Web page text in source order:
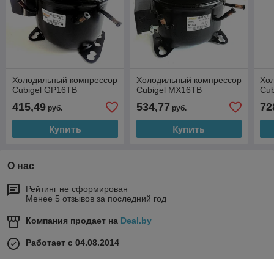
Холодильный компрессор
Cubigel GP16TB
415,49 руб.
Купить
Холодильный компрессор
Cubigel MX16TB
534,77 руб.
Купить
О нас
Рейтинг не сформирован
Менее 5 отзывов за последний год
Компания продает на Deal.by
Работает с 04.08.2014